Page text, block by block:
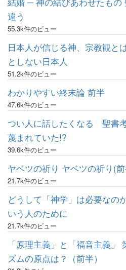
違う
55.3k件のビュー
日本人が信じる神、宗教観と
としない日本人
51.2k件のビュー
わかりやすい終末論 前半
47.6k件のビュー
つい人に話したくなる 聖書
蔑まれていた!?
39.6k件のビュー
ヤベツの祈り ヤベツの祈り(
21.7k件のビュー
どうして「神学」は必要なの
いう人のために
21.7k件のビュー
「原理主義」と「福音主義」
ズムの原点は？（前半）